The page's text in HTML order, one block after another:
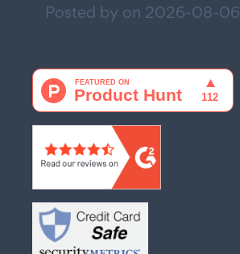
Posted by on 2026-08-06